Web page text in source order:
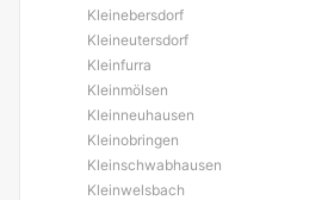
Kleinebersdorf
Kleineutersdorf
Kleinfurra
Kleinmölsen
Kleinneuhausen
Kleinobringen
Kleinschwabhausen
Kleinwelsbach